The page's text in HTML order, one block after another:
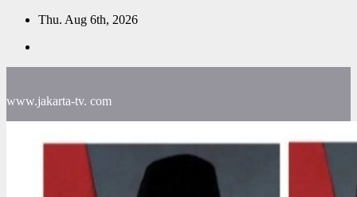
Skip
content
Thu. Aug 6th, 2026
www.jakarta-tv. com